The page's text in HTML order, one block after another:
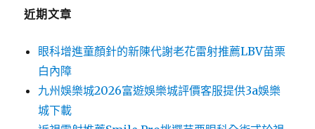
近期文章
眼科增進童顏針的新陳代謝老花雷射推薦LBV苗栗
白內障
九州娛樂城2026富遊娛樂城評價客服提供3a娛樂
城下載